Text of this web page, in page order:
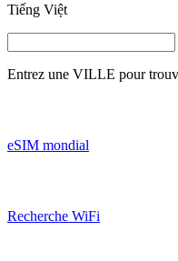
Tiếng Việt
Entrez une VILLE pour
eSIM mondial
Recherche WiFi